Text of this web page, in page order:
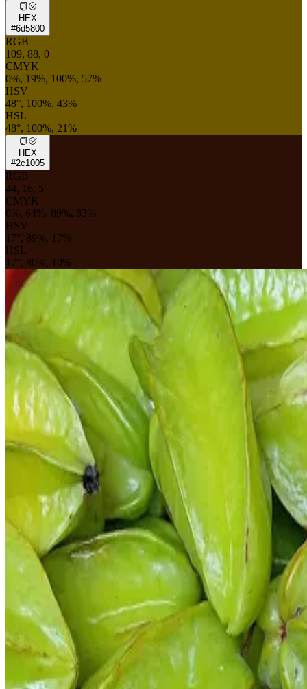
HEX
#6d5800
RGB
109, 88, 0
CMYK
0%, 19%, 100%, 57%
HSV
48°, 100%, 43%
HSL
48°, 100%, 21%
HEX
#2c1005
RGB
44, 16, 5
CMYK
0%, 64%, 89%, 83%
HSV
17°, 89%, 17%
HSL
17°, 80%, 10%